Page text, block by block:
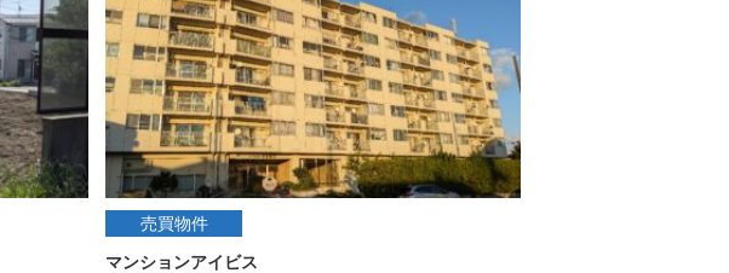
売買物件
マンションアイビス